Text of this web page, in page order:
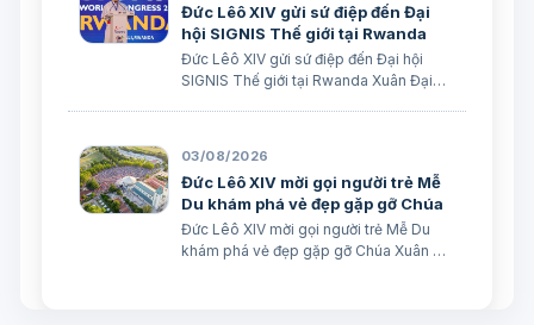
Đức Lêô XIV gửi sứ điệp đến Đại
hội SIGNIS Thế giới tại Rwanda
Đức Lêô XIV gửi sứ điệp đến Đại hội
SIGNIS Thế giới tại Rwanda Xuân Đại
Cha Lêô XIV kêu gọi những người làm
truyền thông C…
03/08/2026
Đức Lêô XIV mời gọi người trẻ Mễ
Du khám phá vẻ đẹp gặp gỡ Chúa
Đức Lêô XIV mời gọi người trẻ Mễ Du
khám phá vẻ đẹp gặp gỡ Chúa Xuân Đại